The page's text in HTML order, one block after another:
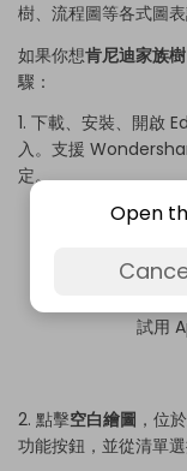
樹、流程圖等各式圖表
如果你想肯尼迪家族樹
驟：
1. 下載、安裝、開啟
入。支援
定。
試用
2. 點擊空白繪圖 ，位於
功能按鈕，並從清單
Open